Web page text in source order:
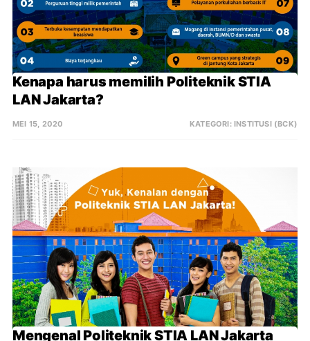
Kenapa harus memilih Politeknik STIA
LAN Jakarta?
MEI 15, 2020 KATEGORI: INSTITUSI (BCK)
Mengenal Politeknik STIA LAN Jakarta